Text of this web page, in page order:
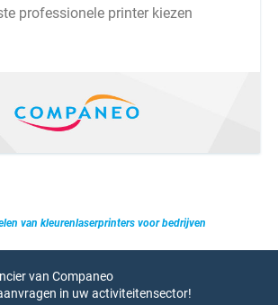
professionele printer kiezen
van kleurenlaserprinters voor bedrijven
van Companeo
in uw activiteitensector!